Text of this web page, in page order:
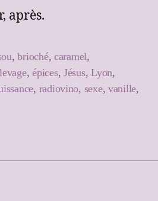
après.
,brioché, caramel,
,épices, Jésus,Lyon,
, radiovino, sexe,vanille,